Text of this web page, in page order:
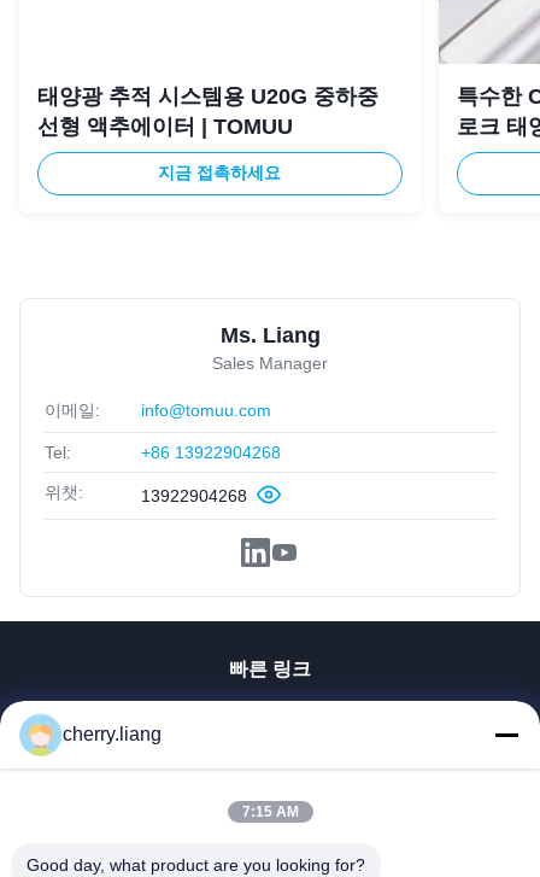
태양광 추적 시스템용 U20G 중하중
선형 액추에이터 | TOMUU
지금 접촉하세요
특수한
로크 태
Ms. Liang
Sales Manager
이메일: info@tomuu.com
Tel: +86 13922904268
위챗: 13922904268
빠른 링크
회사 소개
cherry.liang
7:15 AM
Good day, what product are you looking for?